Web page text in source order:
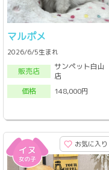
マルポメ
2026/6/5生まれ
販売店
サンペット白山
店
価格
148,000円
お気に入り